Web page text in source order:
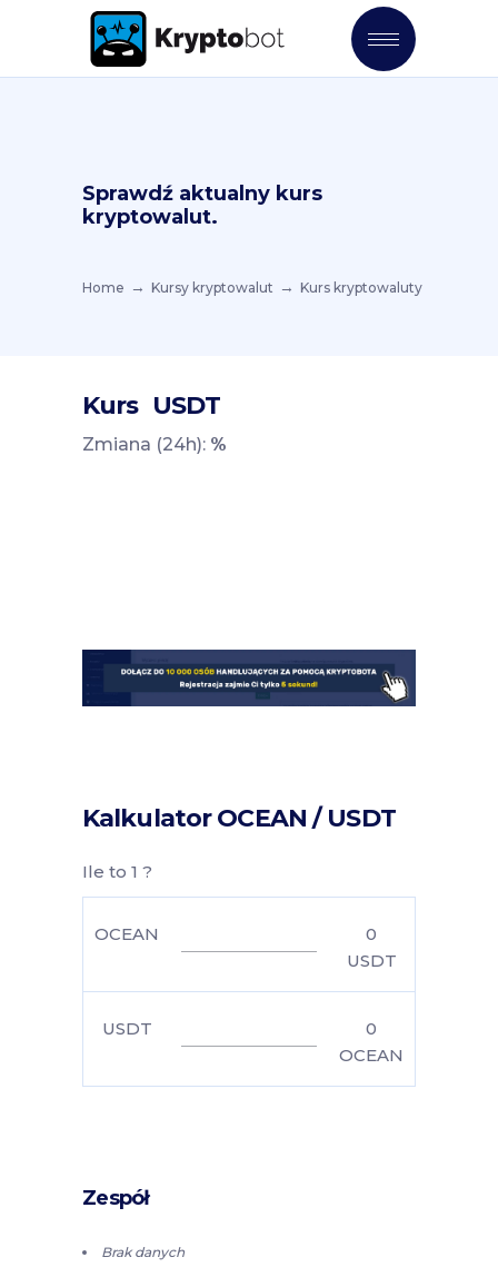
Sprawdź aktualny kurs
kryptowalut.
Home Kursy kryptowalut Kurs kryptowaluty
Kurs USDT
Zmiana (24h): %
Kalkulator OCEAN / USDT
Ile to 1 ?
OCEAN
0
USDT
USDT
0
OCEAN
Zespół
Brak danych